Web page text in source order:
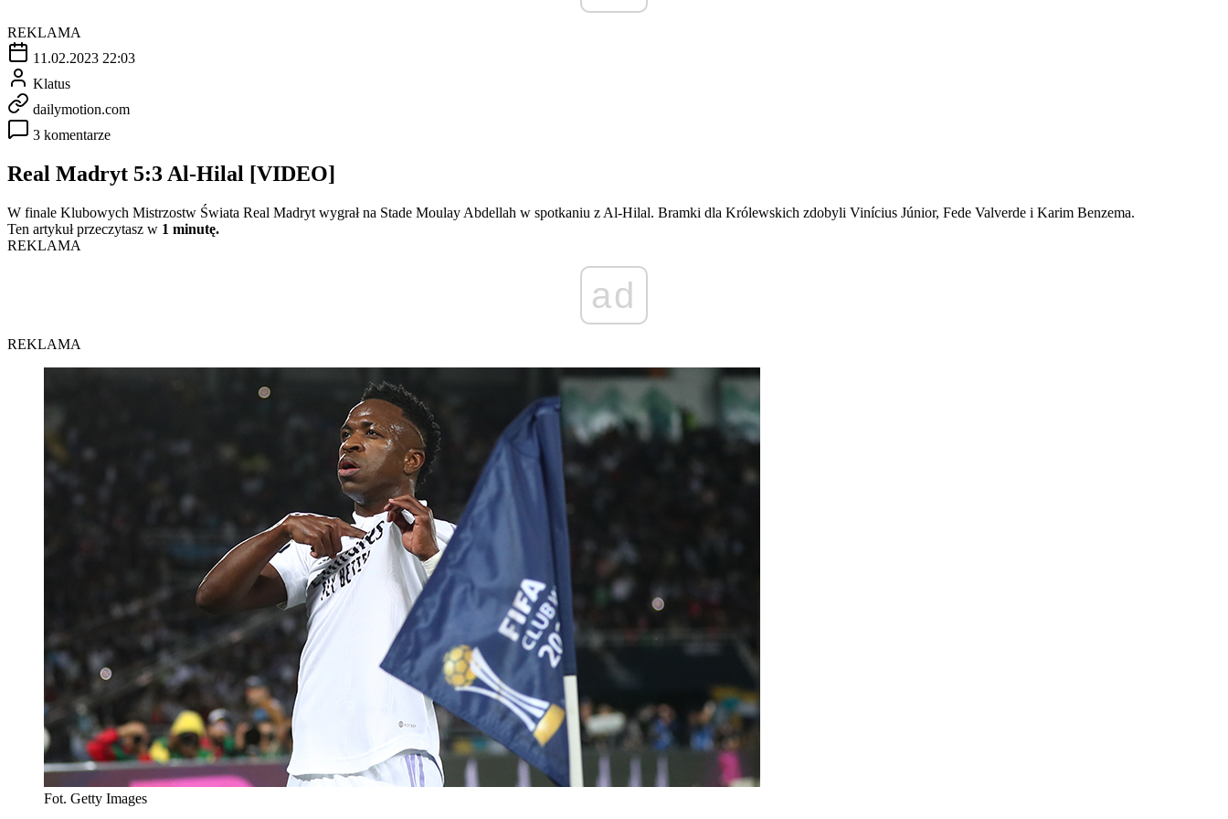
REKLAMA
11.02.2023 22:03
Klatus
dailymotion.com
3 komentarze
Real Madryt 5:3 Al-Hilal [VIDEO]
W finale Klubowych Mistrzostw Świata Real Madryt wygrał na Stade Moulay Abdellah w spotkaniu z Al-Hilal. Bramki dla Królewskich zdobyli Vinícius Júnior, Fede Valverde i Karim Benzema.
Ten artykuł przeczytasz w 1 minutę.
REKLAMA
ad
REKLAMA
Fot. Getty Images